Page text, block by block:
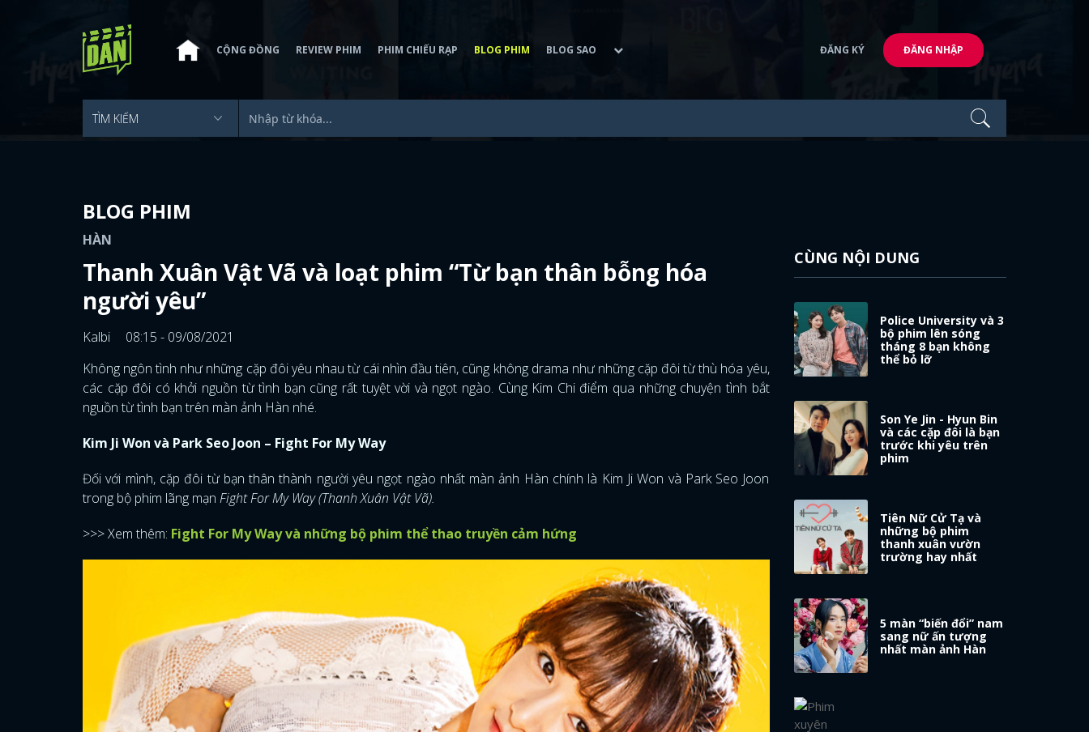
CỘNG ĐỒNG REVIEW PHIM PHIM CHIẾU RẠP BLOG PHIM BLOG SAO ĐĂNG KÝ ĐĂNG NHẬP
BLOG PHIM
HÀN
Thanh Xuân Vật Vã và loạt phim “Từ bạn thân bỗng hóa
người yêu”
Kalbi
08:15 - 09/08/2021
Không ngôn tình như những cặp đôi yêu nhau từ cái nhìn đầu tiên, cũng không drama như những cặp đôi từ thù hóa yêu,
các cặp đôi có khởi nguồn từ tình bạn cũng rất tuyệt vời và ngọt ngào. Cùng Kim Chi điểm qua những chuyện tình bắt
nguồn từ tình bạn trên màn ảnh Hàn nhé.
Kim Ji Won và Park Seo Joon – Fight For My Way
Đối với mình, cặp đôi từ bạn thân thành người yêu ngọt ngào nhất màn ảnh Hàn chính là Kim Ji Won và Park Seo Joon
trong bộ phim lãng mạn Fight For My Way (Thanh Xuân Vật Vã).
>>> Xem thêm: Fight For My Way và những bộ phim thể thao truyền cảm hứng
CÙNG NỘI DUNG
Police University và 3
bộ phim lên sóng
tháng 8 bạn không
thể bỏ lỡ
Son Ye Jin - Hyun Bin
và các cặp đôi là bạn
trước khi yêu trên
phim
Tiên Nữ Cử Tạ và
những bộ phim
thanh xuân vườn
trường hay nhất
5 màn “biến đổi” nam
sang nữ ấn tượng
nhất màn ảnh Hàn